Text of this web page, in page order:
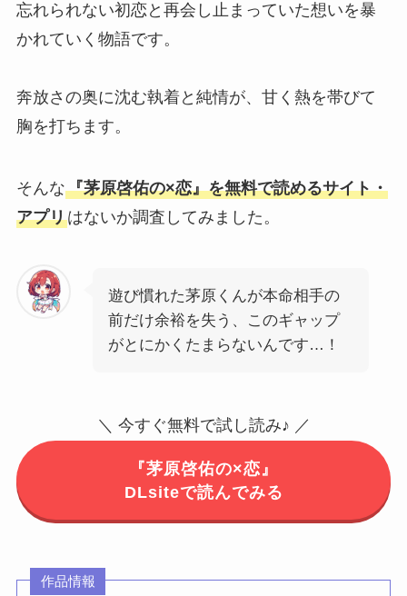
忘れられない初恋と再会し止まっていた想いを暴
かれていく物語です。
奔放さの奥に沈む執着と純情が、甘く熱を帯びて
胸を打ちます。
そんな『茅原啓佑の×恋』を無料で読めるサイト・
アプリはないか調査してみました。
遊び慣れた茅原くんが本命相手の
前だけ余裕を失う、このギャップ
がとにかくたまらないんです…！
＼ 今すぐ無料で試し読み♪ ／
『茅原啓佑の×恋』
DLsiteで読んでみる
作品情報